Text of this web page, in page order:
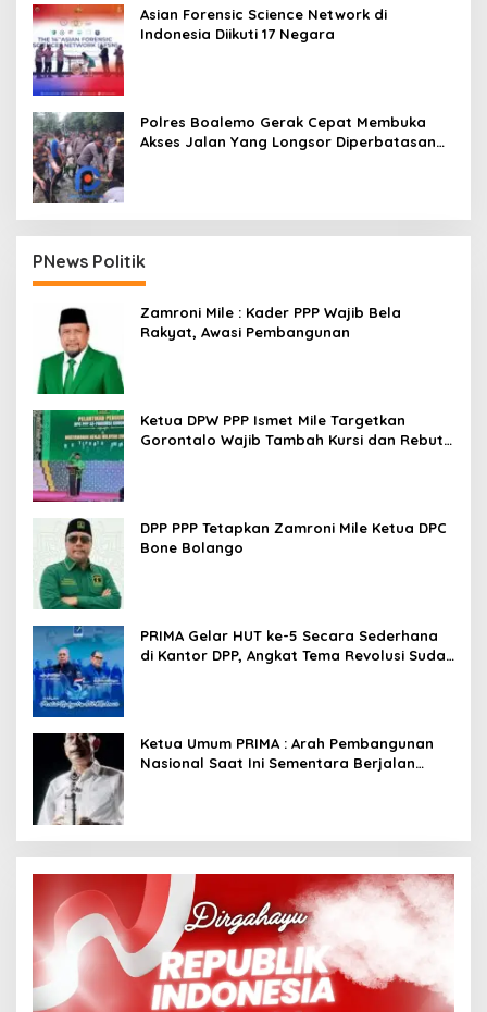
Asian Forensic Science Network di
Indonesia Diikuti 17 Negara
Polres Boalemo Gerak Cepat Membuka
Akses Jalan Yang Longsor Diperbatasan
PNews Politik
Zamroni Mile : Kader PPP Wajib Bela
Rakyat, Awasi Pembangunan
Ketua DPW PPP Ismet Mile Targetkan
Gorontalo Wajib Tambah Kursi dan Rebut
DPP PPP Tetapkan Zamroni Mile Ketua DPC
Bone Bolango
PRIMA Gelar HUT ke-5 Secara Sederhana
di Kantor DPP, Angkat Tema Revolusi Sudah
Ketua Umum PRIMA : Arah Pembangunan
Nasional Saat Ini Sementara Berjalan